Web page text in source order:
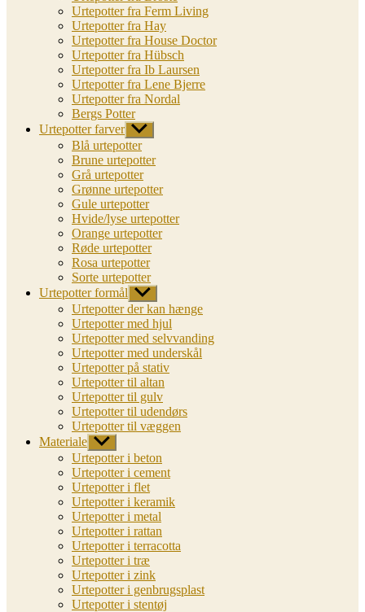
Urtepotter fra Ferm Living
Urtepotter fra Hay
Urtepotter fra House Doctor
Urtepotter fra Hübsch
Urtepotter fra Ib Laursen
Urtepotter fra Lene Bjerre
Urtepotter fra Nordal
Bergs Potter
Urtepotter farver Vis
undermenu
Blå urtepotter
Brune urtepotter
Grå urtepotter
Grønne urtepotter
Gule urtepotter
Hvide/lyse urtepotter
Orange urtepotter
Røde urtepotter
Rosa urtepotter
Sorte urtepotter
Urtepotter formål Vis
undermenu
Urtepotter der kan hænge
Urtepotter med hjul
Urtepotter med selvvanding
Urtepotter med underskål
Urtepotter på stativ
Urtepotter til altan
Urtepotter til gulv
Urtepotter til udendørs
Urtepotter til væggen
Materiale Vis
undermenu
Urtepotter i beton
Urtepotter i cement
Urtepotter i flet
Urtepotter i keramik
Urtepotter i metal
Urtepotter i rattan
Urtepotter i terracotta
Urtepotter i træ
Urtepotter i zink
Urtepotter i genbrugsplast
Urtepotter i stentøj